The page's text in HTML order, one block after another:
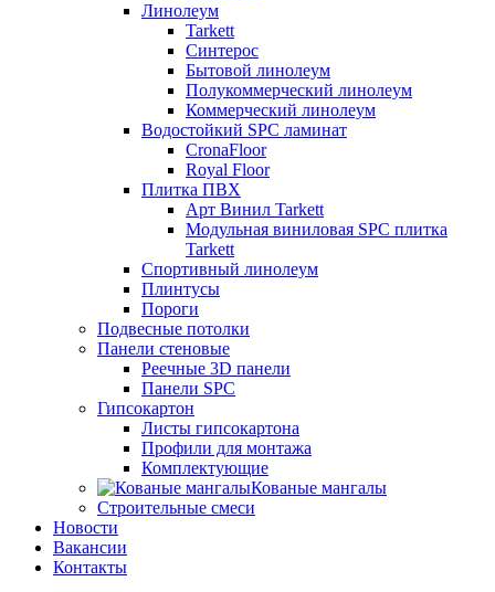
Линолеум
Tarkett
Синтерос
Бытовой линолеум
Полукоммерческий линолеум
Коммерческий линолеум
Водостойкий SPC ламинат
CronaFloor
Royal Floor
Плитка ПВХ
Арт Винил Tarkett
Модульная виниловая SPC плитка
Tarkett
Спортивный линолеум
Плинтусы
Пороги
Подвесные потолки
Панели стеновые
Реечные 3D панели
Панели SPC
Гипсокартон
Листы гипсокартона
Профили для монтажа
Комплектующие
Кованые мангалы
Строительные смеси
Новости
Вакансии
Контакты